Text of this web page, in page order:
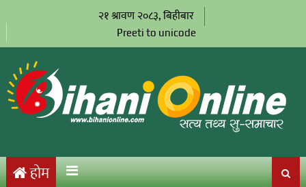
२१ श्रावण २०८३, बिहीबार
Preeti to unicode
होम